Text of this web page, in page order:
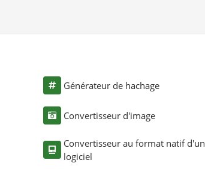
Générateur de hachage
Convertisseur d'image
Convertisseur au format natif d'un
logiciel